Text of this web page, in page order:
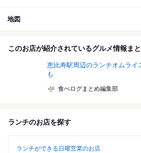
地図
このお店が紹介されているグルメ情報ま
恵比寿駅周辺のランチオムライ
も
食べログまとめ編集部
ランチのお店を探す
ランチができる日曜営業のお店